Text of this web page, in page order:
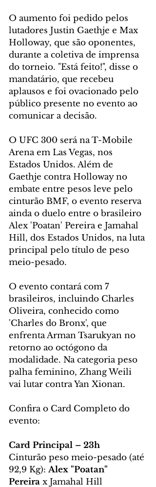
O aumento foi pedido pelos
lutadores Justin Gaethje e Max
Holloway, que são oponentes,
durante a coletiva de imprensa
do torneio. "Está feito!", disse o
mandatário, que recebeu
aplausos e foi ovacionado pelo
público presente no evento ao
comunicar a decisão.
O UFC 300 será na T-Mobile
Arena em Las Vegas, nos
Estados Unidos. Além de
Gaethje contra Holloway no
embate entre pesos leve pelo
cinturão BMF, o evento reserva
ainda o duelo entre o brasileiro
Alex 'Poatan' Pereira e Jamahal
Hill, dos Estados Unidos, na luta
principal pelo título de peso
meio-pesado.
O evento contará com 7
brasileiros, incluindo Charles
Oliveira, conhecido como
'Charles do Bronx', que
enfrenta Arman Tsarukyan no
retorno ao octógono da
modalidade. Na categoria peso
palha feminino, Zhang Weili
vai lutar contra Yan Xionan.
Confira o Card Completo do
evento:
Card Principal – 23h
Cinturão peso meio-pesado (até
92,9 Kg): Alex "Poatan"
Pereira x Jamahal Hill